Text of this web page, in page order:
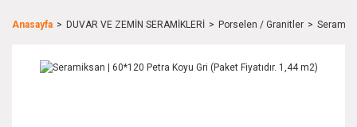
Anasayfa DUVAR VE ZEMİN SERAMİKLERİ Porselen / Granitler